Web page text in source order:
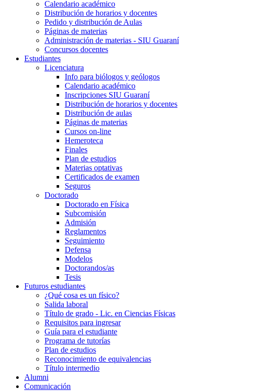
Calendario académico
Distribución de horarios y docentes
Pedido y distribución de Aulas
Páginas de materias
Administración de materias - SIU Guaraní
Concursos docentes
Estudiantes
Licenciatura
Info para biólogos y geólogos
Calendario académico
Inscripciones SIU Guaraní
Distribución de horarios y docentes
Distribución de aulas
Páginas de materias
Cursos on-line
Hemeroteca
Finales
Plan de estudios
Materias optativas
Certificados de examen
Seguros
Doctorado
Doctorado en Física
Subcomisión
Admisión
Reglamentos
Seguimiento
Defensa
Modelos
Doctorandos/as
Tesis
Futuros estudiantes
¿Qué cosa es un físico?
Salida laboral
Título de grado - Lic. en Ciencias Físicas
Requisitos para ingresar
Guía para el estudiante
Programa de tutorías
Plan de estudios
Reconocimiento de equivalencias
Título intermedio
Alumni
Comunicación